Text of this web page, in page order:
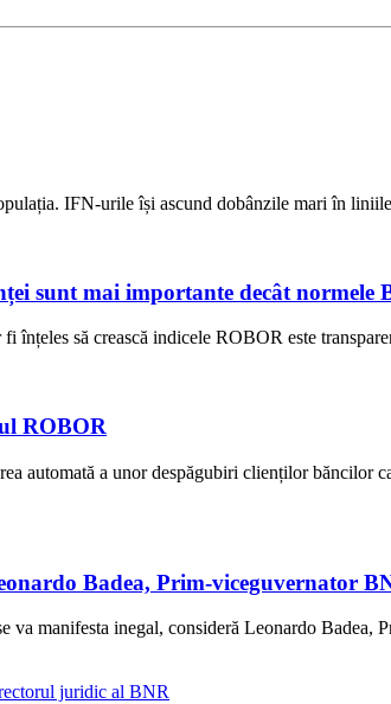
IFN-urile își ascund dobânzile mari în
sunt mai importante decât normele
înțeles să crească indicele ROBOR este
ROBOR
automată a unor despăgubiri clienților băncilor
Badea, Prim-viceguvernator
manifesta inegal, consideră Leonardo
juridic al BNR